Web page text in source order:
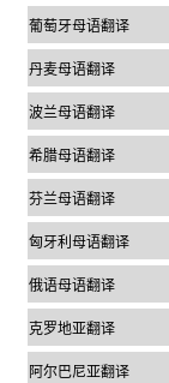
葡萄牙母语翻译
丹麦母语翻译
波兰母语翻译
希腊母语翻译
芬兰母语翻译
匈牙利母语翻译
俄语母语翻译
克罗地亚翻译
阿尔巴尼亚翻译